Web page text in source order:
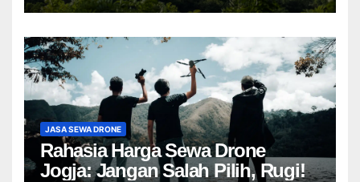
JASA SEWA DRONE
Rahasia Harga Sewa Drone
Jogja: Jangan Salah Pilih, Rugi!